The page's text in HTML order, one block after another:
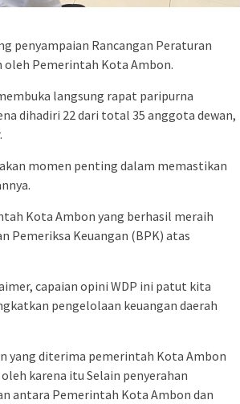
penyampaian Rancangan Peraturan
oleh Pemerintah Kota Ambon.
langsung rapat paripurna
dihadiri 22 dari total 35 anggota dewan,
momen penting dalam memastikan
Kota Ambon yang berhasil meraih
Pemeriksa Keuangan (BPK) atas
capaian opini WDP ini patut kita
pengelolaan keuangan daerah
yang diterima pemerintah Kota Ambon
karena itu Selain penyerahan
antara Pemerintah Kota Ambon dan